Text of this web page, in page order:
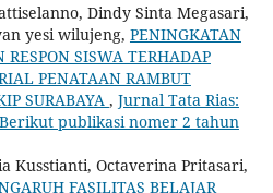
Dindy Sinta Megasari,
yesi wilujeng, PENINGKATAN
SISWA TERHADAP
PENATAAN RAMBUT
SURABAYA , Jurnal Tata Rias:
publikasi nomer 2 tahun
Kusstianti, Octaverina Pritasari,
FASILITAS BELAJAR